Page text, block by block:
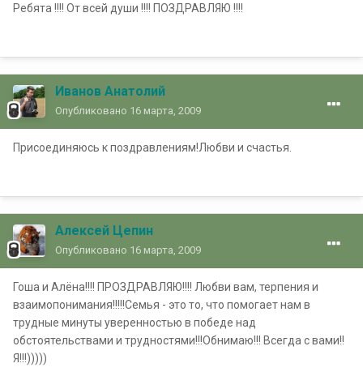
Ребята !!!! От всей души !!!! ПОЗДРАВЛЯЮ !!!!
Иванов Анатолий
Опубликовано 16 марта, 2009
Присоединяюсь к поздравлениям!Любви и счастья.
Алексей Цепин
Опубликовано 16 марта, 2009
Гоша и Алёна!!!! ПРОЗДРАВЛЯЮ!!!! Любви вам, терпения и
взаимопонимания!!!!!Семья - это то, что помогает нам в
трудные минуты уверенностью в победе над
обстоятельствами и трудностями!!!Обнимаю!!! Всегда с вами!!
Я!!!)))))